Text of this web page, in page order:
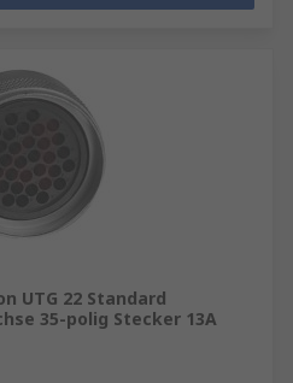
UTG 22 Standard
35-polig Stecker 13A